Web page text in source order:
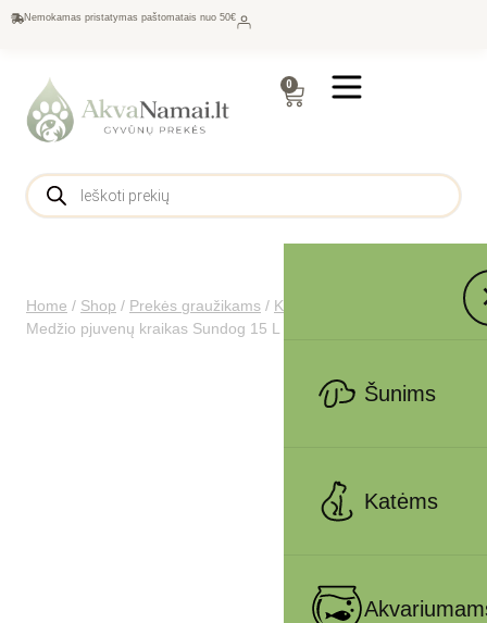
Nemokamas pristatymas paštomatais nuo 50€
0
Šunims
Katėms
Home / Shop / Prekės graužikams / Kraikas graužikams
Medžio pjuvenų kraikas Sundog 15 L 1kg obuolių kvapo